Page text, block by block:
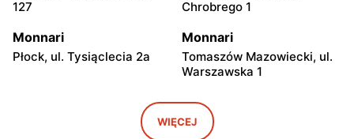
127
Chrobrego 1
Monnari
Płock, ul. Tysiąclecia 2a
Monnari
Tomaszów Mazowiecki, ul.
Warszawska 1
Katowice, ul. Tadeusza
Monnari
Puławy, ul. Lubelska 2
WIĘCEJ